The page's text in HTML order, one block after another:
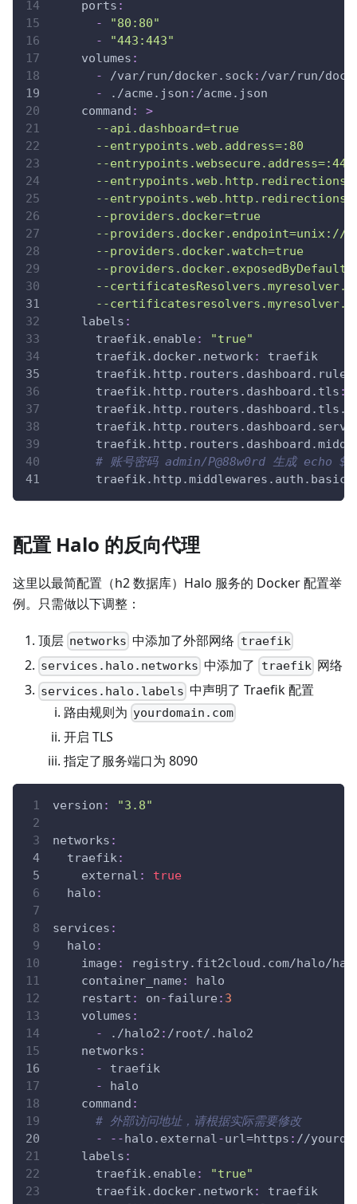
ports :
-
"80:80"
-
"443:443"
volumes :
-
/var/run/docker.sock: /var/run/
-
./acme.json : /acme.json
command :
>
      --api.dashboard=true
      --entrypoints.web.address=:80
      --entrypoints.websecure.address=:443
--
--
      --providers.docker=true
--
      --providers.docker.watch=true
--
--
--
labels :
traefik.enable :
"true"
traefik.docker.network:
traefik
traefik.http.routers.dashboard.rule
traefik.http.routers.dashboard.tls :
# 账号密码 admin/P@88w0rd 生成
配置 Halo 的反向代理
这里以最简配置（h2 数据库）Halo 服务的 Docker 配置举
例。只需做以下调整：
顶层 networks 中添加了外部网络 traefik
services.halo.networks 中添加了 traefik网络
services.halo.labels 中声明了 Traefik 配置
路由规则为 yourdomain.com
开启 TLS
指定了服务端口为 8090
version : "3.8"
networks :
traefik:
external :
true
halo :
services :
halo :
image :
registry.fit2cloud.com/halo/
container_name :
halo
restart : on-failure : 3
volumes :
-
./halo2 : /root/.halo2
networks :
-
traefik
-
halo
command :
# 外部访问地址，请根据实际需要修改
-
- -halo.external-url=https : //
labels :
traefik.enable :
"true"
traefik.docker.network:
traefik